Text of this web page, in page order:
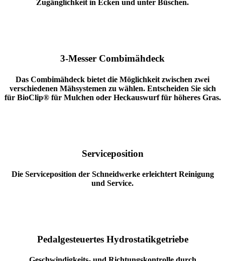
Zugänglichkeit in Ecken und unter Büschen.
3-Messer Combimähdeck
Das Combimähdeck bietet die Möglichkeit zwischen zwei
verschiedenen Mähsystemen zu wählen. Entscheiden Sie sich
für BioClip® für Mulchen oder Heckauswurf für höheres Gras.
Serviceposition
Die Serviceposition der Schneidwerke erleichtert Reinigung
und Service.
Pedalgesteuertes Hydrostatikgetriebe